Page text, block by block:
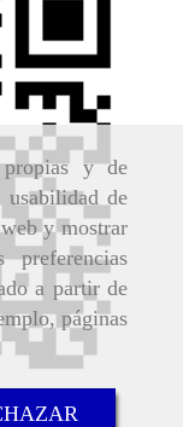
y de
usabilidad de
y mostrar
preferencias
a partir de
páginas